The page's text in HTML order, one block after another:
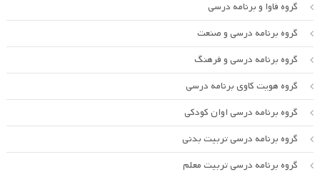
گروه فاوا و برنامه درسی
گروه برنامه درسی و صنعت
گروه برنامه درسی و فرهنگ
گروه هویت کاوی برنامه درسی
گروه برنامه درسی اوان کودکی
گروه برنامه درسی تربیت بدنی
گروه برنامه درسی تربیت معلم